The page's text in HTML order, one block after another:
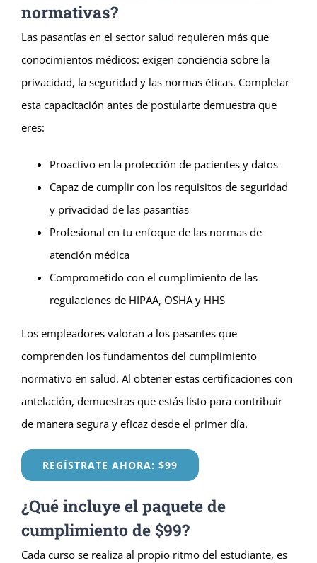
normativas?
Las pasantías en el sector salud requieren más que
conocimientos médicos: exigen conciencia sobre la
privacidad, la seguridad y las normas éticas. Completar
esta capacitación antes de postularte demuestra que
eres:
Proactivo en la protección de pacientes y datos
Capaz de cumplir con los requisitos de seguridad
y privacidad de las pasantías
Profesional en tu enfoque de las normas de
atención médica
Comprometido con el cumplimiento de las
regulaciones de HIPAA, OSHA y HHS
Los empleadores valoran a los pasantes que
comprenden los fundamentos del cumplimiento
normativo en salud. Al obtener estas certificaciones con
antelación, demuestras que estás listo para contribuir
de manera segura y eficaz desde el primer día.
REGÍSTRATE AHORA: $99
¿Qué incluye el paquete de
cumplimiento de $99?
Cada curso se realiza al propio ritmo del estudiante, es